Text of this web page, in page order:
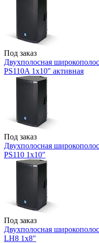
Под заказ
Двухполосная
PS110A 1x10" активная
Под заказ
Двухполосная
PS110 1x10"
Под заказ
Двухполосная
LH8 1x8"